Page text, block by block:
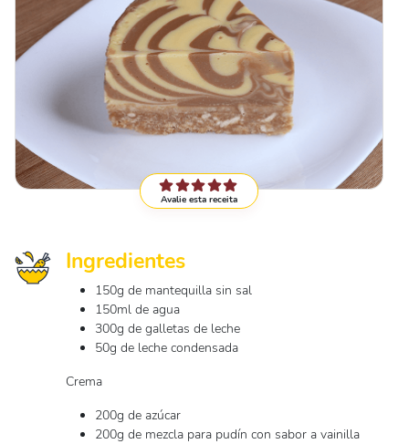
Avalie esta receita
Ingredientes
150g de mantequilla sin sal
150ml de agua
300g de galletas de leche
50g de leche condensada
Crema
200g de azúcar
200g de mezcla para pudín con sabor a vainilla